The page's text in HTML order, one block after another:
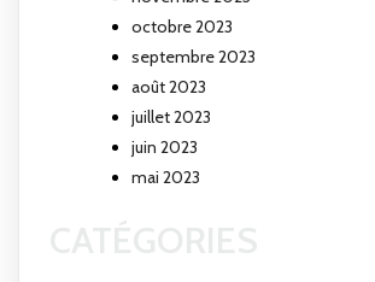
octobre 2023
septembre 2023
août 2023
juillet 2023
juin 2023
mai 2023